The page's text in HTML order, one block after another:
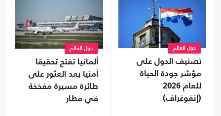
حول العالم
تصنيف الدول على
مؤشر جودة الحياة
للعام 2026
(إنفوغراف)
حول العالم
ألمانيا تفتح تحقيقا
أمنيا بعد العثور على
طائرة مسيرة مفخخة
في مطار